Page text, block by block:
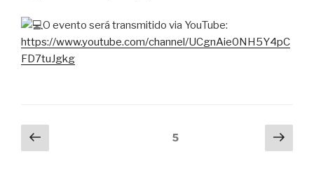
O evento será transmitido via YouTube:
https://www.youtube.com/channel/UCgnAie0NH5Y4pC
FD7tuJgkg
Paginação
dos
Página
anterior
Página5